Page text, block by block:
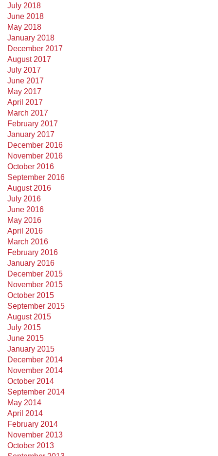
July 2018
June 2018
May 2018
January 2018
December 2017
August 2017
July 2017
June 2017
May 2017
April 2017
March 2017
February 2017
January 2017
December 2016
November 2016
October 2016
September 2016
August 2016
July 2016
June 2016
May 2016
April 2016
March 2016
February 2016
January 2016
December 2015
November 2015
October 2015
September 2015
August 2015
July 2015
June 2015
January 2015
December 2014
November 2014
October 2014
September 2014
May 2014
April 2014
February 2014
November 2013
October 2013